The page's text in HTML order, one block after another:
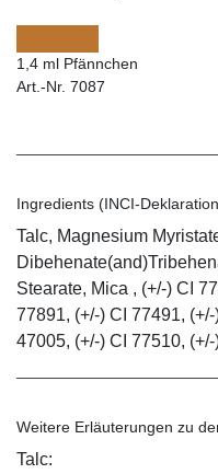
1,4 ml Pfännchen
Art.-Nr. 7087
Ingredients (INCI-
Talc, Magnesium
Stearate, Mica , (+/-) CI
77891, (+/-) CI 77491,
47005, (+/-) CI 77510,
Weitere Erläuterungen zu
Talc: